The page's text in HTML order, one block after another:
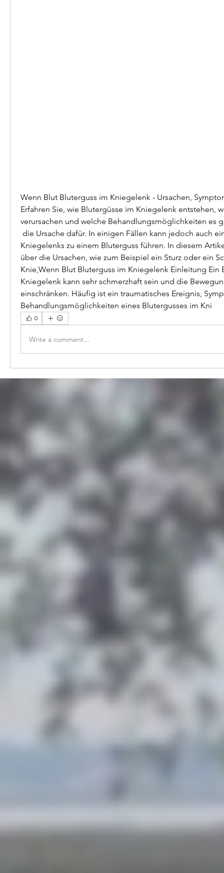
Wenn Blut Bluterguss im Kniegelenk - Ursachen,
Erfahren Sie, wie Blutergüsse im Kniegelenk entstehen,
verursachen und welche Behandlungsmöglichkeiten es
Kniegelenks zu einem Bluterguss führen. In diesem
über die Ursachen, wie zum Beispiel ein Sturz oder ein
Knie,Wenn Blut Bluterguss im Kniegelenk Einleitung Ein
Kniegelenk kann sehr schmerzhaft sein und die
einschränken. Häufig ist ein traumatisches Ereignis,
Behandlungsmöglichkeiten eines Blutergusses im Kni
0
Write a comment...